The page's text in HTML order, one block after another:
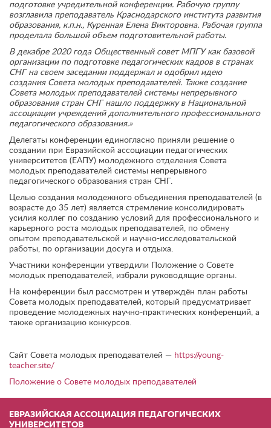
подготовке учредительной конференции. Рабочую группу
возглавила преподаватель Краснодарского института развития
образования, к.п.н., Куренная Елена Викторовна. Рабочая группа
проделала большой объем подготовительной работы.
В декабре 2020 года Общественный совет МПГУ как базовой
организации по подготовке педагогических кадров в странах
СНГ на своем заседании поддержал и одобрил идею
создания Совета молодых преподавателей. Также создание
Совета молодых преподавателей системы непрерывного
образования стран СНГ нашло поддержку в Национальной
ассоциации учреждений дополнительного профессионального
педагогического образования.»
Делегаты конференции единогласно приняли решение о
создании при Евразийской ассоциации педагогических
университетов (ЕАПУ) молодёжного отделения Совета
молодых преподавателей системы непрерывного
педагогического образования стран СНГ.
Целью создания молодежного объединения преподавателей (в
возрасте до 35 лет) является стремление консолидировать
усилия коллег по созданию условий для профессионального и
карьерного роста молодых преподавателей, по обмену
опытом преподавательской и научно-исследовательской
работы, по организации досуга и отдыха.
Участники конференции утвердили Положение о Совете
молодых преподавателей, избрали руководящие органы.
На конференции был рассмотрен и утверждён план работы
Совета молодых преподавателей, который предусматривает
проведение молодежных научно-практических конференций, а
также организацию конкурсов.
Сайт Совета молодых преподавателей — https://young-
teacher.site/
Положение о Совете молодых преподавателей
ЕВРАЗИЙСКАЯ АССОЦИАЦИЯ ПЕДАГОГИЧЕСКИХ
УНИВЕРСИТЕТОВ